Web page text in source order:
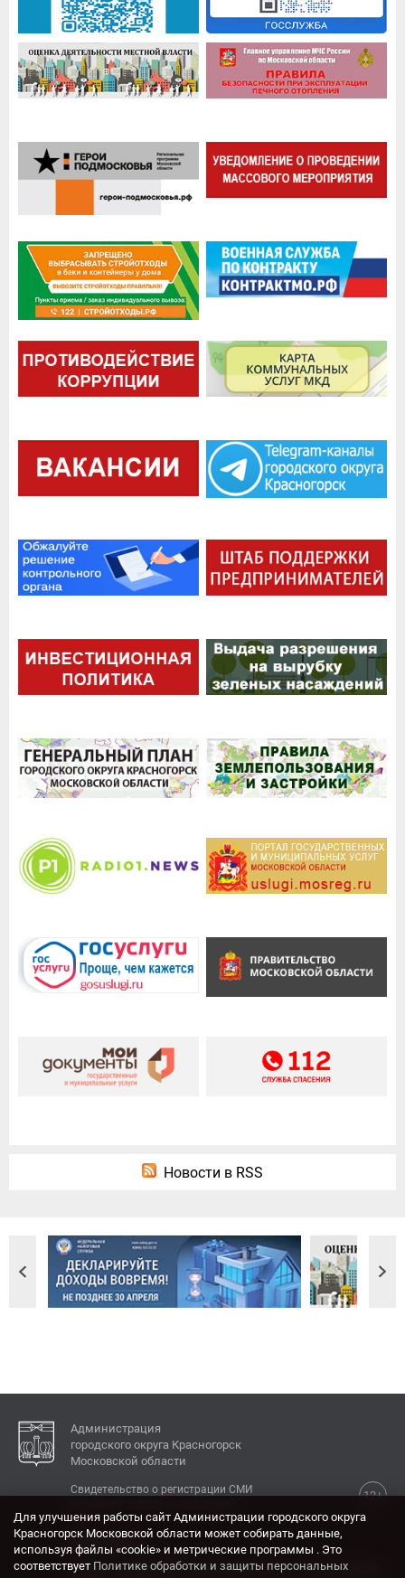
Новости в RSS
Администрация
городского округа Красногорск
Московской области
12+
Свидетельство о регистрации СМИ
КОНТАКТЫ
Адрес: 143404, Московская область, г. Красногорск,
Для улучшения работы сайт Администрации городского округа
Красногорск Московской области может собирать данные,
используя файлы «cookie» и метрические программы . Это
соответствует Политике обработки и защиты персональных